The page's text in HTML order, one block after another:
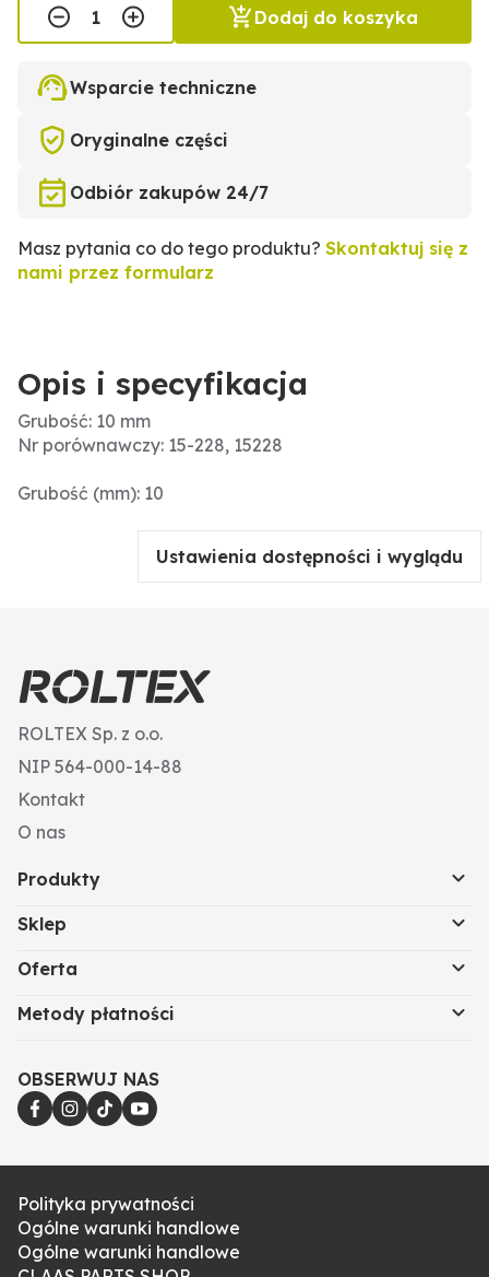
Dodaj do koszyka
Wsparcie techniczne
Oryginalne części
Odbiór zakupów 24/7
Masz pytania co do tego produktu? Skontaktuj się z
nami przez formularz
Opis i specyfikacja
Grubość: 10 mm
Nr porównawczy: 15-228, 15228
Grubość (mm): 10
Ustawienia dostępności i wyglądu
ROLTEX Sp. z o.o.
NIP 564-000-14-88
Kontakt
O nas
Produkty
Sklep
Oferta
Metody płatności
OBSERWUJ NAS
Polityka prywatności
Ogólne warunki handlowe
Ogólne warunki handlowe